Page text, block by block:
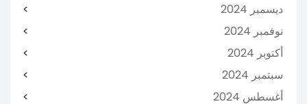
ديسمبر 2024
نوفمبر 2024
أكتوبر 2024
سبتمبر 2024
أغسطس 2024